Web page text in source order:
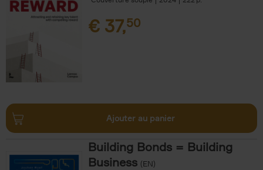
€ 37,50
Ajouter au panier
Building Bonds = Building
Business (EN)